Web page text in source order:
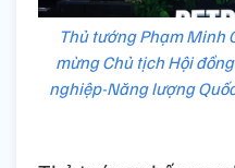
Thủ tướng Phạm Minh
mừng Chủ tịch Hội
nghiệp-Năng lượng